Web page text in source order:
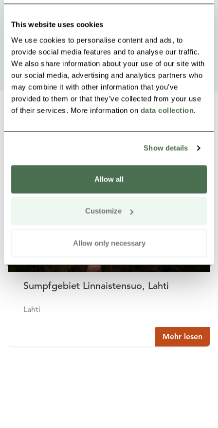
This website uses cookies
We use cookies to personalise content and ads, to
provide social media features and to analyse our traffic.
We also share information about your use of our site with
our social media, advertising and analytics partners who
may combine it with other information that you’ve
provided to them or that they’ve collected from your use
of their services. More information on data collection.
Show details
Allow all
Customize
Allow only necessary
Weitere Produkte in der Nähe
Sumpfgebiet Linnaistensuo, Lahti
Lahti
Mehr lesen
Siirry